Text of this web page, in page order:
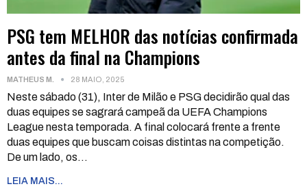
PSG tem MELHOR das notícias confirmada
antes da final na Champions
MATHEUS M. 28 MAIO, 2025
Neste sábado (31), Inter de Milão e PSG decidirão qual das
duas equipes se sagrará campeã da UEFA Champions
League nesta temporada. A final colocará frente a frente
duas equipes que buscam coisas distintas na competição.
De um lado, os…
LEIA MAIS...